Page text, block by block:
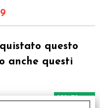
questo
anche questi
SCONTO 20%